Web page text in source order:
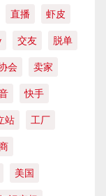
直播 虾皮
交友 脱单
会 卖家
快手
站 工厂
美国